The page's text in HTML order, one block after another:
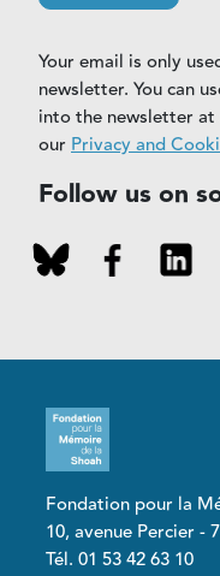
Your email is only
newsletter. You can
into the newsletter
our Privacy and
Follow us on
Fondation pour la
10, avenue Percier -
Tél. 01 53 42 63 10